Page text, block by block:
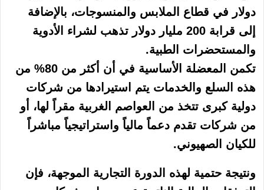
دولار في قطاع الملابس والمنسوجات، بالإضافة
إلى قرابة 200 مليار دولار تذهب لشراء الأدوية
والمستحضرات الطبية.
تكمن المعضلة الأساسية في أن أكثر من 80% من
هذه السلع والخدمات يتم استيرادها من شركات
دولية كبرى تتخذ من العواصم الغربية مقراً لها، أو
من شركات تقدم دعماً مالياً واستراتيجياً مباشراً
للكيان الصهيوني.
ونتيجة حتمية لهذه الدورة التجارية الموجهة، فإن